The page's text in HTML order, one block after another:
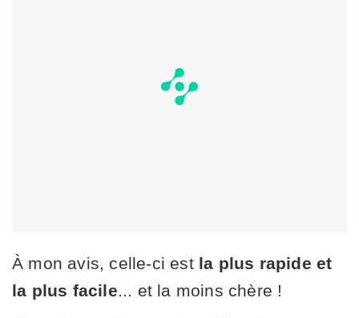
À mon avis, celle-ci est la plus rapide et
la plus facile... et la moins chère !